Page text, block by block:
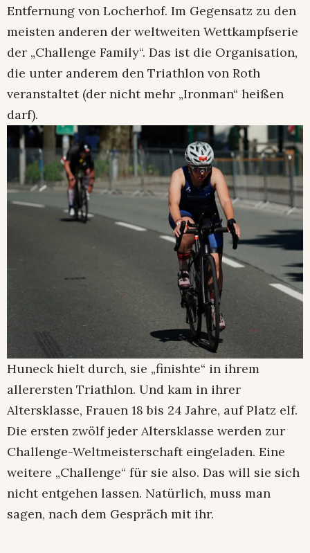
Entfernung von Locherhof. Im Gegensatz zu den
meisten anderen der weltweiten Wettkampfserie
der „Challenge Family“. Das ist die Organisation,
die unter anderem den Triathlon von Roth
veranstaltet (der nicht mehr „Ironman“ heißen
darf).
Huneck hielt durch, sie „finishte“ in ihrem
allerersten Triathlon. Und kam in ihrer
Altersklasse, Frauen 18 bis 24 Jahre, auf Platz elf.
Die ersten zwölf jeder Altersklasse werden zur
Challenge-Weltmeisterschaft eingeladen. Eine
weitere „Challenge“ für sie also. Das will sie sich
nicht entgehen lassen. Natürlich, muss man
sagen, nach dem Gespräch mit ihr.